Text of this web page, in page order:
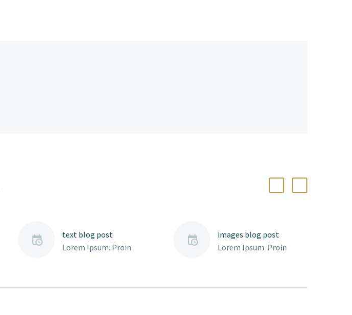
text blog post
Lorem Ipsum. Proin
sollicitudin, lorem quis
images blog post
Lorem Ipsum. Proin
sollicitudin, lorem quis